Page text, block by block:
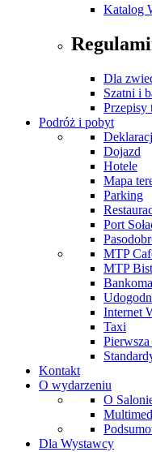
Katalog
Dla
Szatni i
Przepisy
Podróż i pobyt
Dojazd
Hotele
Mapa
Parking
Port
MTP
MTP
Internet
Taxi
Kontakt
O wydarzeniu
O
Dla Wystawcy